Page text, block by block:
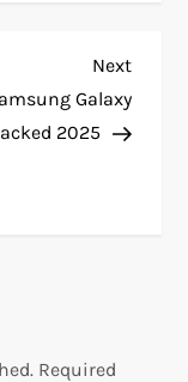
Next
Post
Next
Galaxy
2025
Required